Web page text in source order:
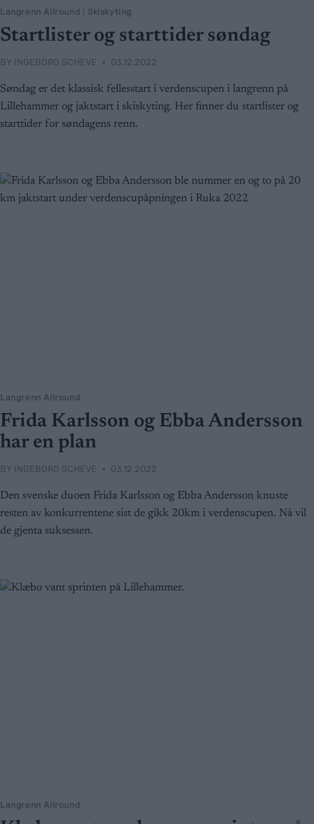
Langrenn Allround Skiskyting
Startlister og starttider søndag
BY INGEBORG SCHEVE 03.12.2022
Søndag er det klassisk fellesstart i verdenscupen i langrenn på
Lillehammer og jaktstart i skiskyting. Her finner du startlister og
starttider for søndagens renn.
Langrenn Allround
Frida Karlsson og Ebba Andersson
har en plan
BY INGEBORG SCHEVE 03.12.2022
Den svenske duoen Frida Karlsson og Ebba Andersson knuste
resten av konkurrentene sist de gikk 20km i verdenscupen. Nå vil
de gjenta suksessen.
Langrenn Allround